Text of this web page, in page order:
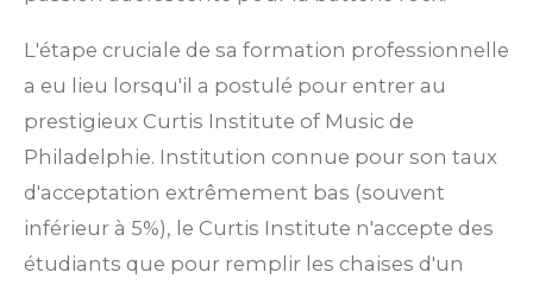
L'étape cruciale de sa formation professionnelle
a eu lieu lorsqu'il a postulé pour entrer au
prestigieux Curtis Institute of Music de
Philadelphie. Institution connue pour son taux
d'acceptation extrêmement bas (souvent
inférieur à 5%), le Curtis Institute n'accepte des
étudiants que pour remplir les chaises d'un